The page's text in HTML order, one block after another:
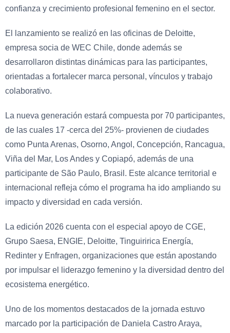
confianza y crecimiento profesional femenino en el sector.
El lanzamiento se realizó en las oficinas de Deloitte,
empresa socia de WEC Chile, donde además se
desarrollaron distintas dinámicas para las participantes,
orientadas a fortalecer marca personal, vínculos y trabajo
colaborativo.
La nueva generación estará compuesta por 70 participantes,
de las cuales 17 -cerca del 25%- provienen de ciudades
como Punta Arenas, Osorno, Angol, Concepción, Rancagua,
Viña del Mar, Los Andes y Copiapó, además de una
participante de São Paulo, Brasil. Este alcance territorial e
internacional refleja cómo el programa ha ido ampliando su
impacto y diversidad en cada versión.
La edición 2026 cuenta con el especial apoyo de CGE,
Grupo Saesa, ENGIE, Deloitte, Tinguiririca Energía,
Redinter y Enfragen, organizaciones que están apostando
por impulsar el liderazgo femenino y la diversidad dentro del
ecosistema energético.
Uno de los momentos destacados de la jornada estuvo
marcado por la participación de Daniela Castro Araya,